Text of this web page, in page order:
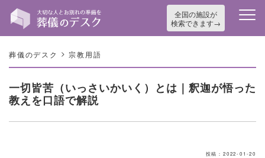
全国の施設が
検索できます
葬儀のデスク >宗教用語
一切皆苦（いっさいかいく）とは｜釈迦が悟った
教えを口語で解説
投稿：2022-01-20